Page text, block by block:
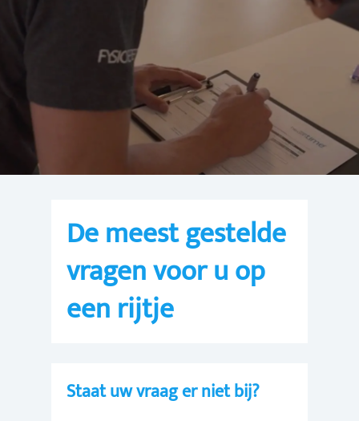
De meest gestelde
vragen voor u op
een rijtje
Staat uw vraag er niet bij?